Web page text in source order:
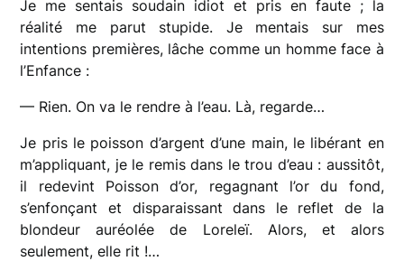
Je me sentais soudain idiot et pris en faute ; la
réalité me parut stupide. Je mentais sur mes
intentions premières, lâche comme un homme face à
l’Enfance :
— Rien. On va le rendre à l’eau. Là, regarde…
Je pris le poisson d’argent d’une main, le libérant en
m’appliquant, je le remis dans le trou d’eau : aussitôt,
il redevint Poisson d’or, regagnant l’or du fond,
s’enfonçant et disparaissant dans le reflet de la
blondeur auréolée de Loreleï. Alors, et alors
seulement, elle rit !…